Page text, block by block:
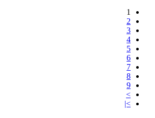
1
2
3
4
5
6
7
8
9
>
>|